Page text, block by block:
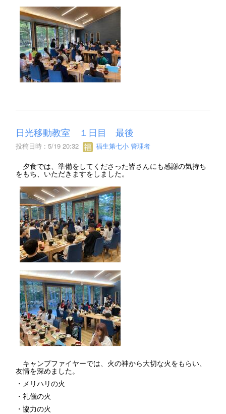
日光移動教室 １日目 最後
投稿日時 : 5/19 20:32 福生第七小 管理者
夕食では、準備をしてくださった皆さんにも感謝の気持ち
をもち、いただきますをしました。
キャンプファイヤーでは、火の神から大切な火をもらい、
友情を深めました。
・メリハリの火
・礼儀の火
・協力の火